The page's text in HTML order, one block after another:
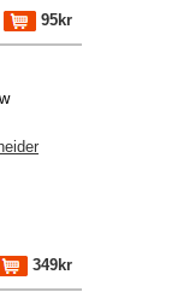
95kr
349kr